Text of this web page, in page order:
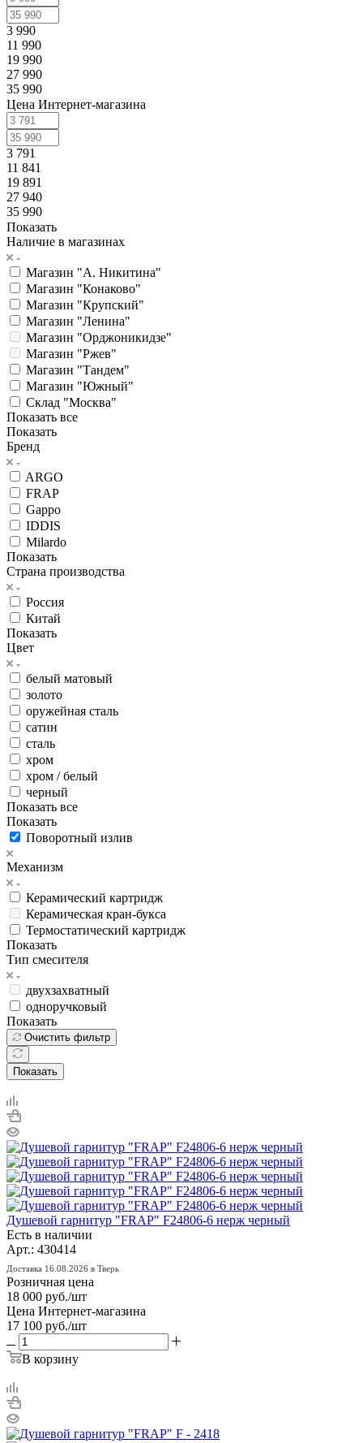
3 990
11 990
19 990
27 990
35 990
Цена Интернет-магазина
3 791
11 841
19 891
27 940
35 990
Показать
Наличие в магазинах
Магазин "А. Никитина"
Магазин "Конаково"
Магазин "Крупский"
Магазин "Ленина"
Магазин "Орджоникидзе"
Магазин "Ржев"
Магазин "Тандем"
Магазин "Южный"
Склад "Москва"
Показать все
Показать
Бренд
ARGO
FRAP
Gappo
IDDIS
Milardo
Показать
Страна производства
Россия
Китай
Показать
Цвет
белый матовый
золото
оружейная сталь
сатин
сталь
хром
хром / белый
черный
Показать все
Показать
Поворотный излив
Механизм
Керамический картридж
Керамическая кран-букса
Термостатический картридж
Показать
Тип смесителя
двухзахватный
одноручковый
Показать
Очистить фильтр
Показать
Душевой гарнитур "FRAP" F24806-6 нерж черный
Есть в наличии
Арт.: 430414
Доставка 16.08.2026 в Тверь
Розничная цена
18 000 руб./шт
Цена Интернет-магазина
17 100 руб./шт
В корзину